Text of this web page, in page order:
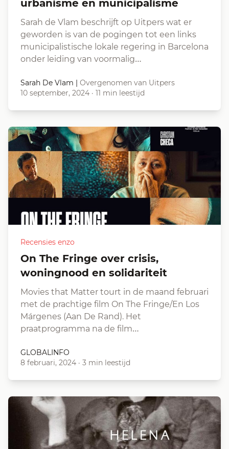
urbanisme en municipalisme
Sarah de Vlam beschrijft op Uitpers wat er
geworden is van de pogingen tot een links
municipalistische lokale regering in Barcelona
onder leiding van voormalig…
Sarah De Vlam | Overgenomen van Uitpers
10 september, 2024 · 11 min leestijd
Recensies enzo
On The Fringe over crisis,
woningnood en solidariteit
Movies that Matter tourt in de maand februari
met de prachtige film On The Fringe/En Los
Márgenes (Aan De Rand). Het
praatprogramma na de film…
GLOBALINFO
8 februari, 2024 · 3 min leestijd